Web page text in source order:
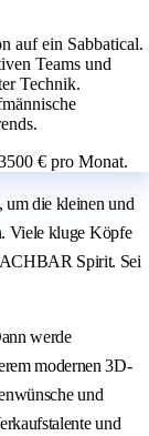
auf ein Sabbatical.
Teams und
Technik.
€ pro Monat.
um die kleinen und
Viele kluge Köpfe
Spirit. Sei
werde
modernen 3D-
und
und